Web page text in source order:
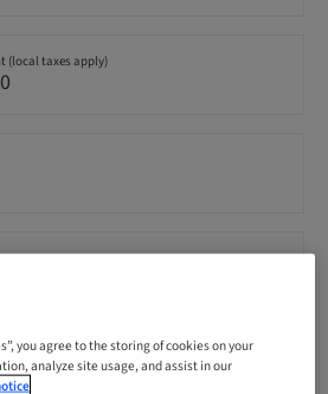
(local taxes apply)
you agree to the storing of cookies on your
analyze site usage, and assist in our